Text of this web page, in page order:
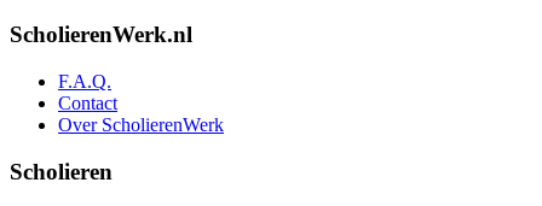
ScholierenWerk.nl
F.A.Q.
Contact
Over ScholierenWerk
Scholieren